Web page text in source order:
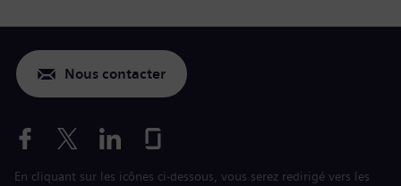
Nous contacter
En cliquant sur les icônes ci-dessous, vous serez redirigé vers les